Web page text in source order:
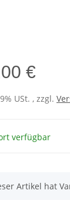
€
USt. , zzgl.
verfügbar
Artikel hat